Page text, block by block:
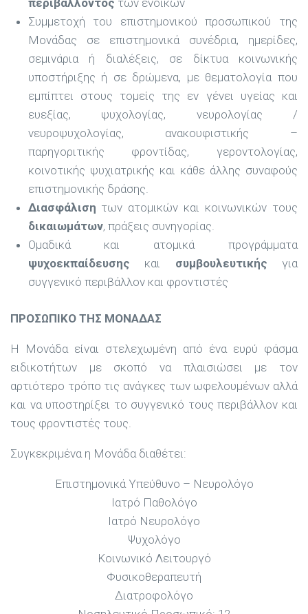
περιβάλλοντος των ενοίκων
Συμμετοχή του επιστημονικού προσωπικού της
Μονάδας σε επιστημονικά συνέδρια, ημερίδες,
σεμινάρια ή διαλέξεις, σε δίκτυα κοινωνικής
υποστήριξης ή σε δρώμενα, με θεματολογία που
εμπίπτει στους τομείς της εν γένει υγείας και
ευεξίας, ψυχολογίας, νευρολογίας /
νευροψυχολογίας, ανακουφιστικής –
παρηγοριτικής φροντίδας, γεροντολογίας,
κοινοτικής ψυχιατρικής και κάθε άλλης συναφούς
επιστημονικής δράσης.
Διασφάλιση των ατομικών και κοινωνικών τους
δικαιωμάτων, πράξεις συνηγορίας.
Ομαδικά και ατομικά προγράμματα
ψυχοεκπαίδευσης και συμβουλευτικής για
συγγενικό περιβάλλον και φροντιστές
ΠΡΟΣΩΠΙΚΟ ΤΗΣ ΜΟΝΑΔΑΣ
Η Μονάδα είναι στελεχωμένη από ένα ευρύ φάσμα
ειδικοτήτων με σκοπό να πλαισιώσει με τον
αρτιότερο τρόπο τις ανάγκες των ωφελουμένων αλλά
και να υποστηρίξει το συγγενικό τους περιβάλλον και
τους φροντιστές τους.
Συγκεκριμένα η Μονάδα διαθέτει:
Επιστημονικά Υπεύθυνο – Νευρολόγο
Ιατρό Παθολόγο
Ιατρό Νευρολόγο
Ψυχολόγο
Κοινωνικό Λειτουργό
Φυσικοθεραπευτή
Διατροφολόγο